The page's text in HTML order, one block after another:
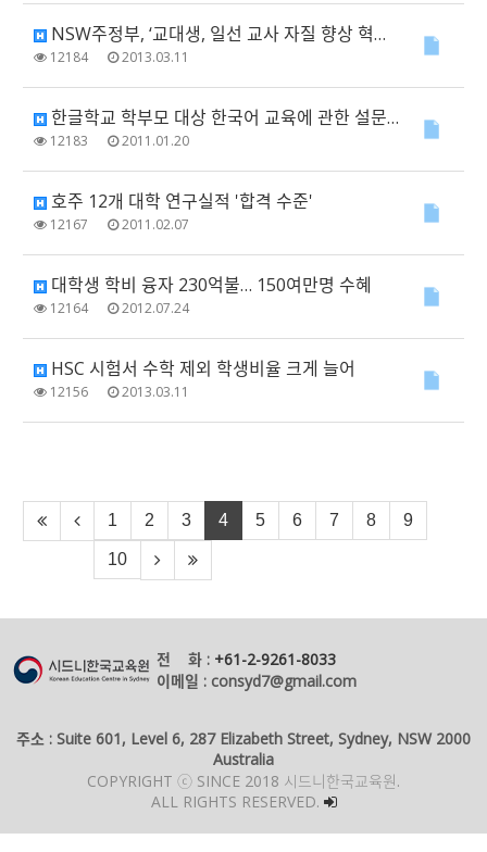
NSW주정부, ‘교대생, 일선 교사 자질 향상 혁신안 도입’
12184 2013.03.11
한글학교 학부모 대상 한국어 교육에 관한 설문조사
12183 2011.01.20
호주 12개 대학 연구실적 '합격 수준'
12167 2011.02.07
대학생 학비 융자 230억불… 150여만명 수혜
12164 2012.07.24
HSC 시험서 수학 제외 학생비율 크게 늘어
12156 2013.03.11
1 2 3 4 5 6 7 8 9
10
전 화 : +61-2-9261-8033
이메일 : consyd7@gmail.com
주소 : Suite 601, Level 6, 287 Elizabeth Street, Sydney, NSW 2000
Australia
COPYRIGHT ⓒ SINCE 2018 시드니한국교육원.
ALL RIGHTS RESERVED.